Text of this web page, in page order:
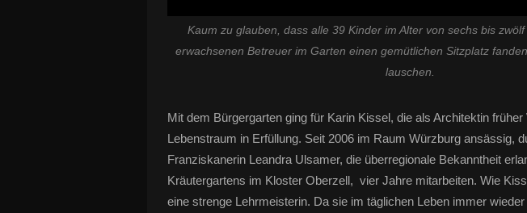
Kaum zu glauben, dass alle 39 Kinder im Alter von sechs bis
erwachsenen Betreuer im Garten einen gemütlichen Sitzplatz
lauschen.
Mit dem Bürgergarten ging für Karin Kissel, die als Architektin
Lebenstraum in Erfüllung. Seit 2006 im Raum Würzburg ansässig,
Franziskanerin Leandra Ulsamer, die überregionale Bekanntheit
Kräutergartens im Kloster Oberzell, vier Jahre mitarbeiten. Wie
eine strenge Lehrmeisterin. Da sie im täglichen Leben immer